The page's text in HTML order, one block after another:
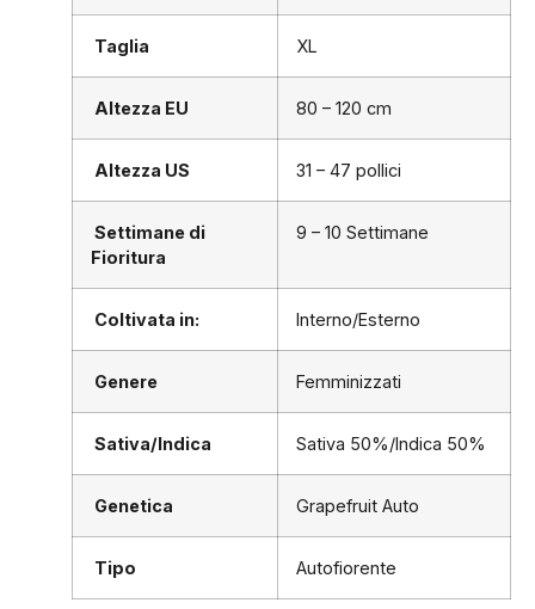
Taglia XL
Altezza EU 80 – 120 cm
Altezza US 31 – 47 pollici
Settimane di
Fioritura
9 – 10 Settimane
Coltivata in: Interno/Esterno
Genere Femminizzati
Sativa/Indica Sativa 50%/Indica 50%
Genetica Grapefruit Auto
Tipo Autofiorente